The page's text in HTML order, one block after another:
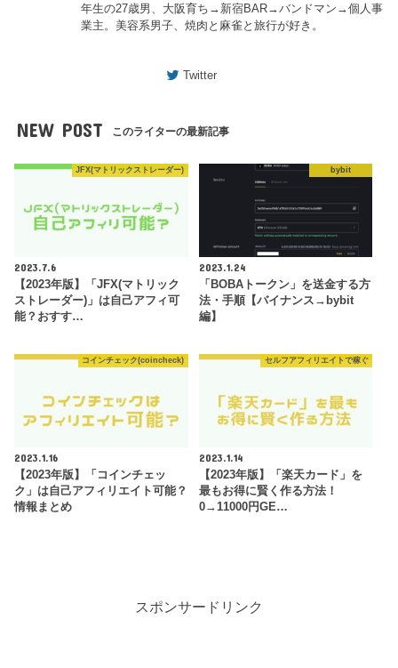
年生の27歳男、大阪育ち→新宿BAR→バンドマン→個人事
業主。美容系男子、焼肉と麻雀と旅行が好き。
Twitter
NEW POST このライターの最新記事
JFX(マトリックストレーダー)
2023.7.6
【2023年版】「JFX(マトリック
ストレーダー)」は自己アフィ可
能？おすす…
bybit
2023.1.24
「BOBAトークン」を送金する方
法・手順【バイナンス→bybit
編】
コインチェック(coincheck)
2023.1.16
【2023年版】「コインチェッ
ク」は自己アフィリエイト可能？
情報まとめ
セルフアフィリエイトで稼ぐ
2023.1.14
【2023年版】「楽天カード」を
最もお得に賢く作る方法！
0→11000円GE…
スポンサードリンク